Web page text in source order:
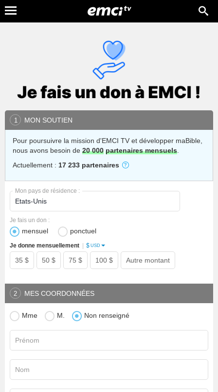
1 MON SOUTIEN
Pour poursuivre la mission d'EMCI TV et développer maBible,
nous avons besoin de 20 000 partenaires mensuels.
Actuellement : 17 233 partenaires
Mon pays de résidence :
mensuel ponctuel
Je fais un don :
35 $ 50 $ 75 $ 100 $ Autre montant
Je donne mensuellement $ USD
2 MES COORDONNÉES
Mme M. Non renseigné
Prénom
Nom